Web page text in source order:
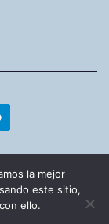
de Themeansar
la mejor
este sitio,
ello.